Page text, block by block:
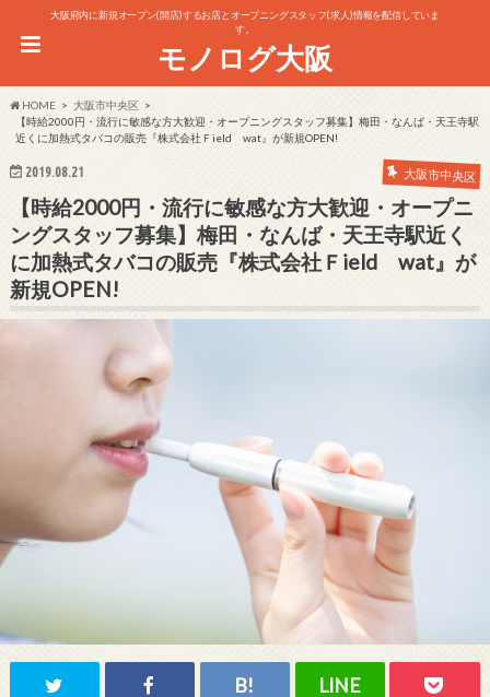
大阪府内に新規オープン(開店)するお店とオープニングスタッフ(求人)情報を配信していま
す。
モノログ大阪
HOME
大阪市中央区
【時給2000円・流行に敏感な方大歓迎・オープニングスタッフ募集】梅田・なんば・天王寺駅
近くに加熱式タバコの販売『株式会社Ｆield wat』が新規OPEN!
2019.08.21 大阪市中央区
【時給2000円・流行に敏感な方大歓迎・オープニ
ングスタッフ募集】梅田・なんば・天王寺駅近く
に加熱式タバコの販売『株式会社Ｆield wat』が
新規OPEN!